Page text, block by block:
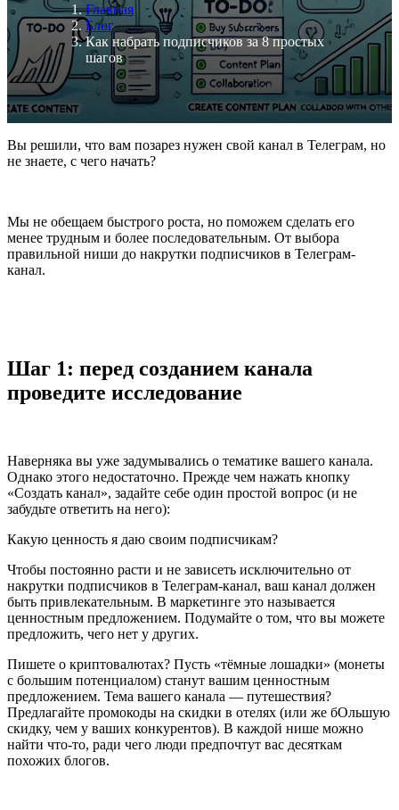
Главная
Блог
Как набрать подписчиков за 8 простых
шагов
Вы решили, что вам позарез нужен свой канал в Телеграм, но
не знаете, с чего начать?
Мы не обещаем быстрого роста, но поможем сделать его
менее трудным и более последовательным. От выбора
правильной ниши до накрутки подписчиков в Телеграм-
канал.
Шаг 1: перед созданием канала
проведите исследование
Наверняка вы уже задумывались о тематике вашего канала.
Однако этого недостаточно. Прежде чем нажать кнопку
«Создать канал», задайте себе один простой вопрос (и не
забудьте ответить на него):
Какую ценность я даю своим подписчикам?
Чтобы постоянно расти и не зависеть исключительно от
накрутки подписчиков в Телеграм-канал, ваш канал должен
быть привлекательным. В маркетинге это называется
ценностным предложением. Подумайте о том, что вы можете
предложить, чего нет у других.
Пишете о криптовалютах? Пусть «тёмные лошадки» (монеты
с большим потенциалом) станут вашим ценностным
предложением. Тема вашего канала — путешествия?
Предлагайте промокоды на скидки в отелях (или же бОльшую
скидку, чем у ваших конкурентов). В каждой нише можно
найти что-то, ради чего люди предпочтут вас десяткам
похожих блогов.